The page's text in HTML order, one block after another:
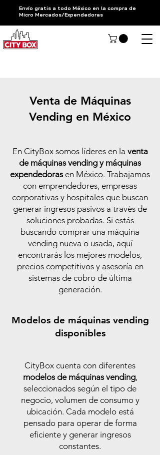
Envío gratis a todo México en la compra de
Micro Mercados/Expendedoras
Venta de Máquinas
Vending en México
En CityBox somos líderes en la venta
de máquinas vending y máquinas
expendedorasen México. Trabajamos
con emprendedores, empresas
corporativas y hospitales que buscan
generar ingresos pasivos a través de
soluciones probadas. Si estás
buscando comprar una máquina
vending nueva o usada, aquí
encontrarás los mejores modelos,
precios competitivos y asesoría en
sistemas de cobro de última
generación.
Modelos de máquinas vending
disponibles
CityBox cuenta con diferentes
modelos de máquinas vending,
seleccionados según el tipo de
negocio, volumen de consumo y
ubicación. Cada modelo está
pensado para operar de forma
eficiente y generar ingresos
constantes.